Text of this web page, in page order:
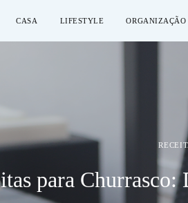
CASA LIFESTYLE ORGANIZAÇÃO
para Churrasco: